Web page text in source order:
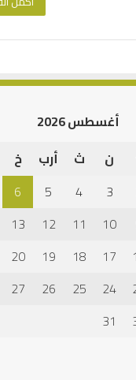
عدم استجابة
أغسطس 2026
ن ث أرب خ
3
4
5
6
10
11
12
13
17
18
19
20
24
25
26
27
31